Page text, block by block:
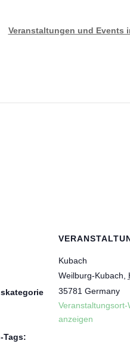
Veranstaltungen und Events
Tags:
Kubach
Weilburg-Kubach
35781 Germany
Veranstaltungsort-
anzeigen